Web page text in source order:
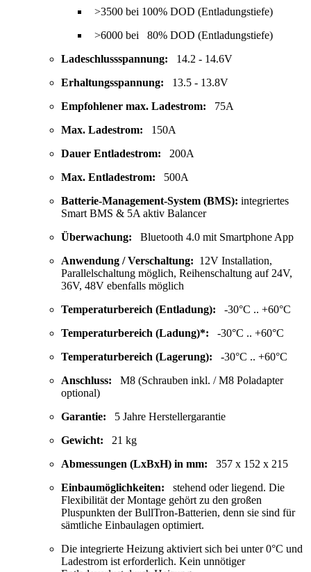
>3500 bei 100% DOD (Entladungstiefe)
>6000 bei 80% DOD (Entladungstiefe)
Ladeschlussspannung: 14.2 - 14.6V
Erhaltungsspannung: 13.5 - 13.8V
Empfohlener max. Ladestrom: 75A
Max. Ladestrom: 150A
Dauer Entladestrom:
200A
Max. Entladestrom:
500A
Batterie-Management-System (BMS): integriertes
Smart BMS & 5A aktiv Balancer
Überwachung: Bluetooth 4.0 mit Smartphone App
Anwendung / Verschaltung: 12V Installation,
Parallelschaltung möglich, Reihenschaltung auf 24V,
36V, 48V ebenfalls möglich
Temperaturbereich (Entladung):
-30°C .. +60°C
Temperaturbereich (Ladung)*: -30°C .. +60°C
Temperaturbereich (Lagerung): -30°C .. +60°C
Anschluss:
M8 (Schrauben inkl. / M8 Poladapter
optional)
Garantie: 5 Jahre Herstellergarantie
Gewicht: 21 kg
Abmessungen (LxBxH) in mm: 357 x 152 x 215
Einbaumöglichkeiten:
stehend oder liegend. Die
Flexibilität der Montage gehört zu den großen
Pluspunkten der BullTron-Batterien, denn sie sind für
sämtliche Einbaulagen optimiert.
Die integrierte Heizung aktiviert sich bei unter 0°C und
Ladestrom ist erforderlich. Kein unnötiger